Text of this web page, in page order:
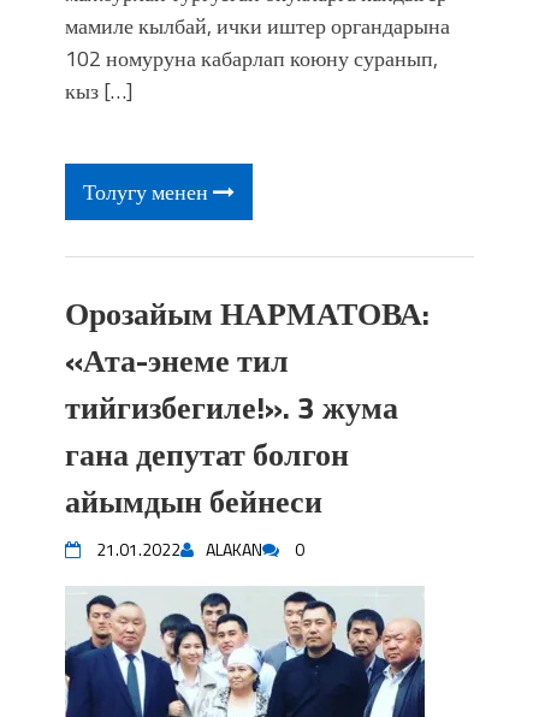
Park'ка 30 миң адам чогулду
мамиле кылбай, ички иштер органдарына
102 номуруна кабарлап коюну суранып,
кыз […]
Толугу менен
Орозайым НАРМАТОВА:
«Ата-энеме тил
тийгизбегиле!». 3 жума
гана депутат болгон
айымдын бейнеси
21.01.2022 ALAKAN 0